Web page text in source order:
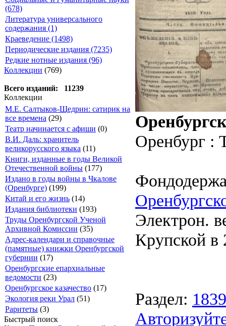
(678)
Литература универсального
содержания (1)
Краеведение (1498)
Периодические издания (7235)
Редкие нотные издания (96)
Коллекции (769)
Всего изданий: 11239
Коллекции
М.Е. Салтыков-Щедрин: сатирик на
все времена (29)
Театр начинается с афиши (0)
В.И. Даль: хранитель
великорусского языка (11)
Книги, изданные в годы Великой
Отечественной войны (177)
Издано в годы войны в Чкалове
(Оренбурге) (199)
Китай и его жизнь (14)
Издания библиотеки (193)
Труды Оренбургской Ученой
Архивной Комиссии (35)
Адрес-календари и справочные
(памятные) книжки Оренбургской
губернии (17)
Оренбургские епархиальные
ведомости (23)
Оренбургское казачество (17)
Экология реки Урал (51)
Раритеты (3)
Быстрый поиск
Оренбург :
Электрон.
Крупской в
Раздел: 1839